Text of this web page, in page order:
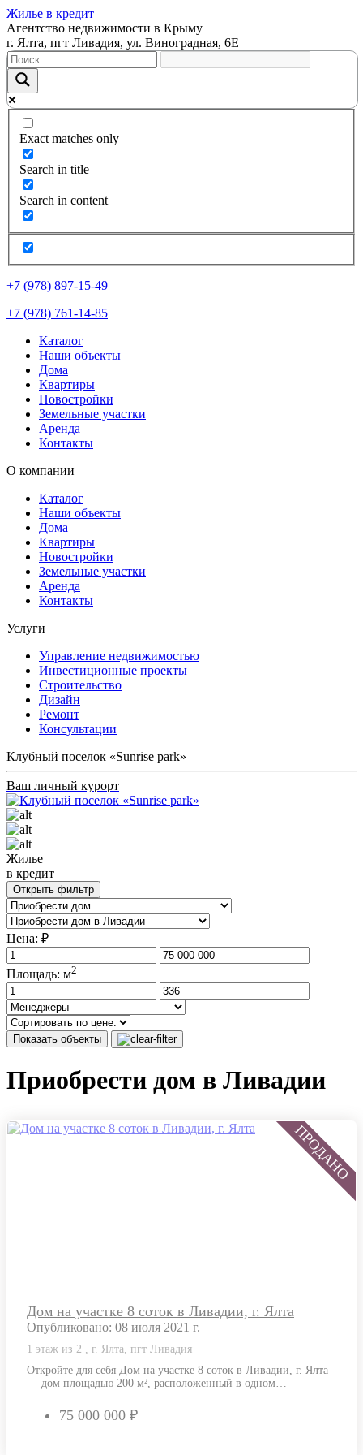
Жилье в кредит
Агентство недвижимости в Крыму
г. Ялта, пгт Ливадия, ул. Виноградная, 6Е
Exact matches only
Search in title
Search in content
+7 (978) 897-15-49
+7 (978) 761-14-85
Каталог
Наши объекты
Дома
Квартиры
Новостройки
Земельные участки
Аренда
Контакты
О компании
Каталог
Наши объекты
Дома
Квартиры
Новостройки
Земельные участки
Аренда
Контакты
Услуги
Управление недвижимостью
Инвестиционные проекты
Строительство
Дизайн
Ремонт
Консультации
Клубный поселок «Sunrise park»
Ваш личный курорт
Жилье
в кредит
Открыть фильтр
Цена: ₽
Площадь: м2
Показать объекты
Приобрести дом в Ливадии
Дом на участке 8 соток в Ливадии, г. Ялта
Опубликовано: 08 июля 2021 г.
1 этаж из 2 , г. Ялта, пгт Ливадия
Откройте для себя Дом на участке 8 соток в Ливадии, г. Ялта
— дом площадью 200 м², расположенный в одном…
75 000 000 ₽